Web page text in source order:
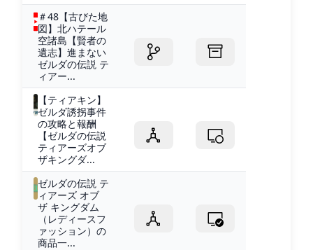
＃48【古びた地
図】北ハテール
空諸島【賢者の
遺志】進まない
ゼルダの伝説 テ
ィアー...
【ティアキン】
ゼルダ誘拐事件
の攻略と報酬
【ゼルダの伝説
ティアーズオブ
ザキングダ...
ゼルダの伝説 テ
ィアーズ オブ
ザ キングダム
（レディースフ
ァッション）の
商品一...